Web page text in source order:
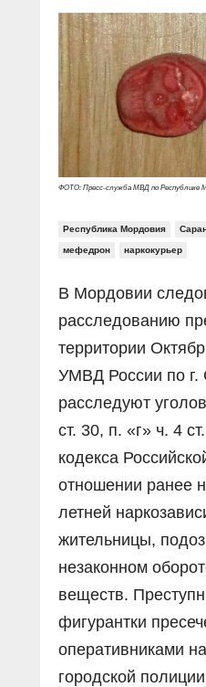
Документальные
В знании сила
Специальный репортаж
КиберПОСТОВОЙ
Газета «Щит и меч»
Журнал «Полиция
О ПОРТАЛЕ
Контакты
Вакансии
ФОТО: Пресс-служба МВД по Республике
Республика Мордовия
мефедрон наркокурьер
В Мордовии
расследованию
территории
УМВД России по г.
расследуют
ст. 30, п. «г» ч. 4
кодекса
отношении ранее
летней
жительницы,
незаконном
веществ.
фигурантки
оперативниками
городской